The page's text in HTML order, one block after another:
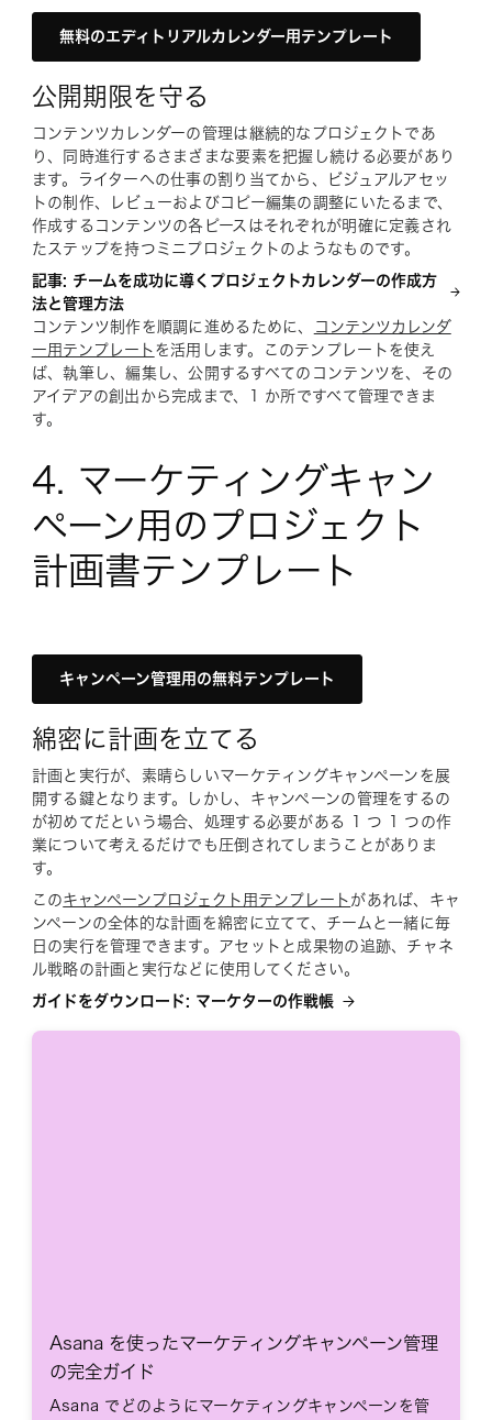
無料のエディトリアルカレンダー用テンプレート
公開期限を守る
コンテンツカレンダーの管理は継続的なプロジェクトであ
り、同時進行するさまざまな要素を把握し続ける必要があり
ます。ライターへの仕事の割り当てから、ビジュアルアセッ
トの制作、レビューおよびコピー編集の調整にいたるまで、
作成するコンテンツの各ピースはそれぞれが明確に定義され
たステップを持つミニプロジェクトのようなものです。
記事: チームを成功に導くプロジェクトカレンダーの作成方
法と管理方法
コンテンツ制作を順調に進めるために、
コンテンツカレンダ
ー用テンプレート を活用します。このテンプレートを使え
ば、執筆し、編集し、公開するすべてのコンテンツを、その
アイデアの創出から完成まで、1 か所ですべて管理できま
す。
4. マーケティングキャン
ペーン用のプロジェクト
計画書テンプレート
キャンペーン管理用の無料テンプレート
綿密に計画を立てる
計画と実行が、素晴らしいマーケティングキャンペーンを展
開する鍵となります。しかし、キャンペーンの管理をするの
が初めてだという場合、処理する必要がある 1 つ 1 つの作
業について考えるだけでも圧倒されてしまうことがありま
す。
このキャンペーンプロジェクト用テンプレート があれば、キャ
ンペーンの全体的な計画を綿密に立てて、チームと一緒に毎
日の実行を管理できます。アセットと成果物の追跡、チャネ
ル戦略の計画と実行などに使用してください。
ガイドをダウンロード: マーケターの作戦帳
Asana を使ったマーケティングキャンペーン管理
の完全ガイド
Asana でどのようにマーケティングキャンペーンを管